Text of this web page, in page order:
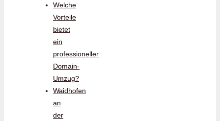
Welche
Vorteile
bietet
ein
professioneller
Domain-
Umzug?
Waidhofen
an
der